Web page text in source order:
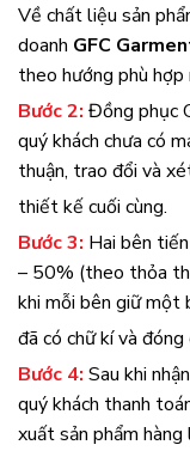
Về chất liệu sản
doanh GFC
theo hướng phù hợp
Bước 2: Đồng phục
quý khách chưa có
thuận, trao đổi và
thiết kế cuối cùng.
Bước 3: Hai bên
– 50% (theo thỏa
khi mỗi bên giữ một
đã có chữ kí và đóng
Bước 4: Sau khi
quý khách thanh
xuất sản phẩm hàng